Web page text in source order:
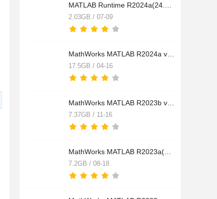
2.03GB / 07-09
17.5GB / 04-16
7.37GB / 11-16
7.2GB / 08-18